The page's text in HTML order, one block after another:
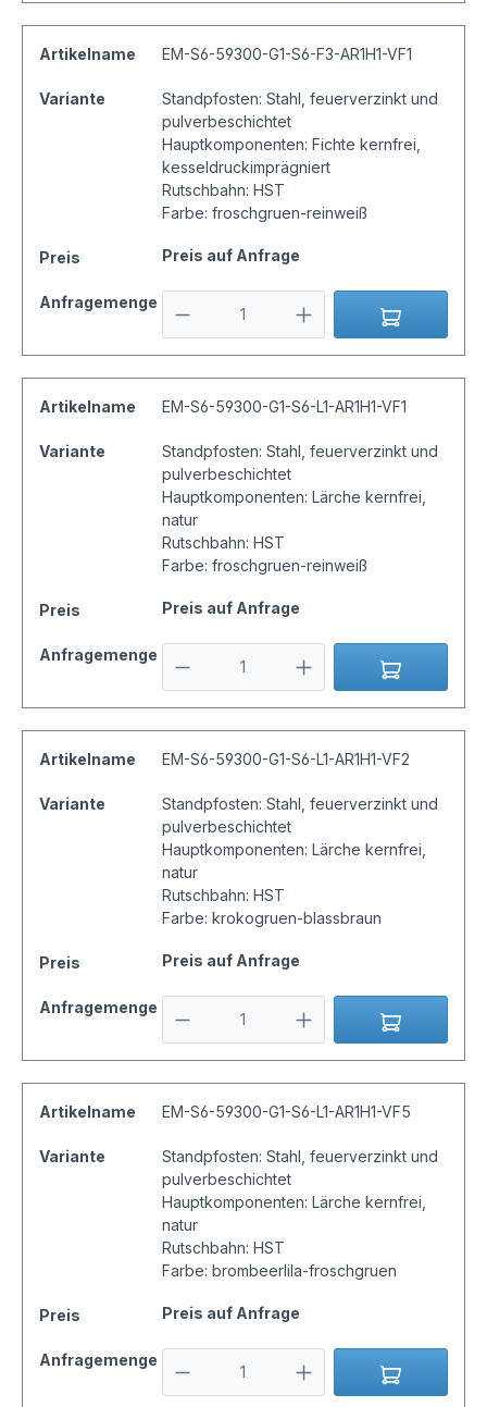
Artikelname EM-S6-59300-G1-S6-F3-AR1H1-VF1
Variante
Standpfosten: Stahl, feuerverzinkt und
pulverbeschichtet
Hauptkomponenten: Fichte kernfrei,
kesseldruckimprägniert
Rutschbahn: HST
Farbe: froschgruen-reinweiß
Preis Preis auf Anfrage
Anfragemenge
Artikelname EM-S6-59300-G1-S6-L1-AR1H1-VF1
Variante
Standpfosten: Stahl, feuerverzinkt und
pulverbeschichtet
Hauptkomponenten: Lärche kernfrei,
natur
Rutschbahn: HST
Farbe: froschgruen-reinweiß
Preis Preis auf Anfrage
Anfragemenge
Artikelname EM-S6-59300-G1-S6-L1-AR1H1-VF2
Variante
Standpfosten: Stahl, feuerverzinkt und
pulverbeschichtet
Hauptkomponenten: Lärche kernfrei,
natur
Rutschbahn: HST
Farbe: krokogruen-blassbraun
Preis Preis auf Anfrage
Anfragemenge
Artikelname EM-S6-59300-G1-S6-L1-AR1H1-VF5
Variante
Standpfosten: Stahl, feuerverzinkt und
pulverbeschichtet
Hauptkomponenten: Lärche kernfrei,
natur
Rutschbahn: HST
Farbe: brombeerlila-froschgruen
Preis Preis auf Anfrage
Anfragemenge